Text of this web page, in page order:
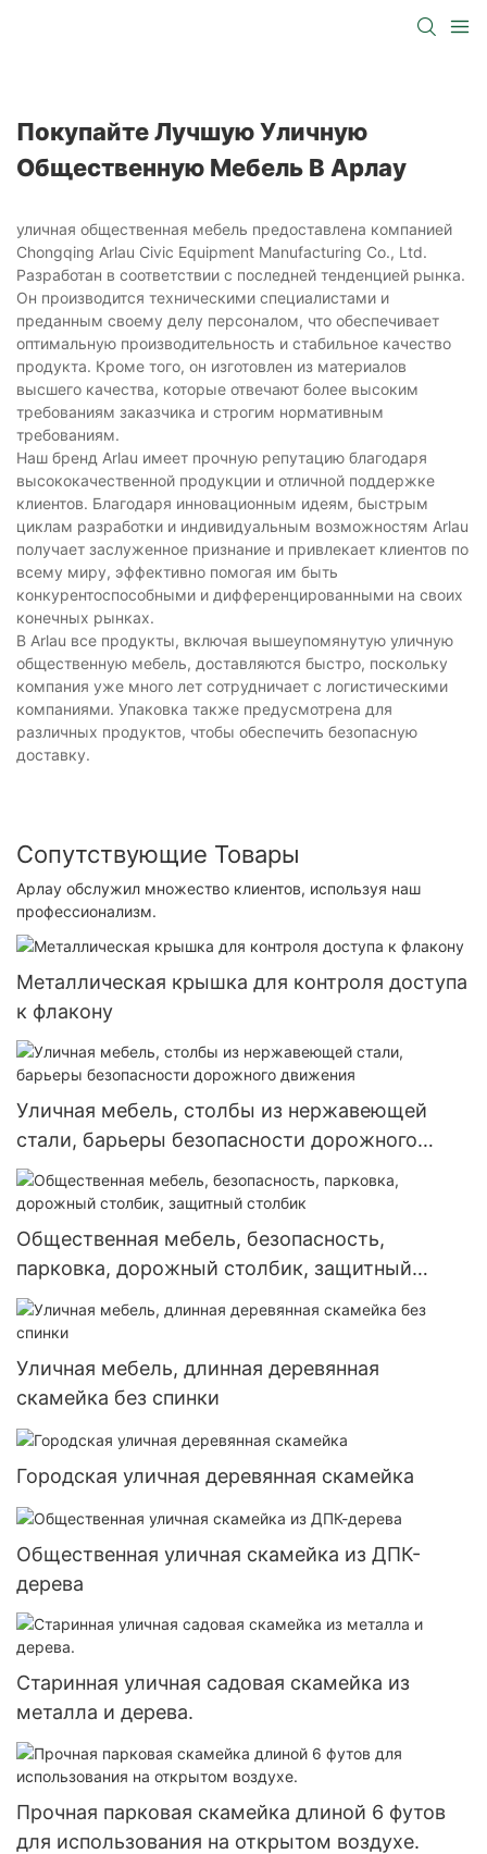
Покупайте Лучшую Уличную
Общественную Мебель В Арлау
уличная общественная мебель предоставлена ​​компанией
Chongqing Arlau Civic Equipment Manufacturing Co., Ltd.
Разработан в соответствии с последней тенденцией рынка.
Он производится техническими специалистами и
преданным своему делу персоналом, что обеспечивает
оптимальную производительность и стабильное качество
продукта. Кроме того, он изготовлен из материалов
высшего качества, которые отвечают более высоким
требованиям заказчика и строгим нормативным
требованиям.
Наш бренд Arlau имеет прочную репутацию благодаря
высококачественной продукции и отличной поддержке
клиентов. Благодаря инновационным идеям, быстрым
циклам разработки и индивидуальным возможностям Arlau
получает заслуженное признание и привлекает клиентов по
всему миру, эффективно помогая им быть
конкурентоспособными и дифференцированными на своих
конечных рынках.
В Arlau все продукты, включая вышеупомянутую уличную
общественную мебель, доставляются быстро, поскольку
компания уже много лет сотрудничает с логистическими
компаниями. Упаковка также предусмотрена для
различных продуктов, чтобы обеспечить безопасную
доставку.
Сопутствующие Товары
Арлау обслужил множество клиентов, используя наш
профессионализм.
Металлическая крышка для контроля доступа
к флакону
Уличная мебель, столбы из нержавеющей
стали, барьеры безопасности дорожного
движения
Общественная мебель, безопасность,
парковка, дорожный столбик, защитный
столбик
Уличная мебель, длинная деревянная
скамейка без спинки
Городская уличная деревянная скамейка
Общественная уличная скамейка из ДПК-
дерева
Старинная уличная садовая скамейка из
металла и дерева.
Прочная парковая скамейка длиной 6 футов
для использования на открытом воздухе.